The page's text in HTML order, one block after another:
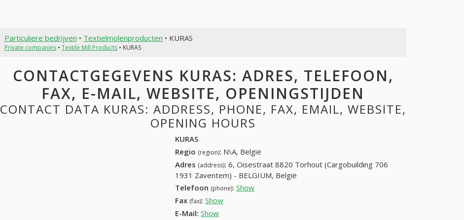
Particuliere bedrijven • Textielmolenproducten • KURAS
Private companies• Textile Mill Products• KURAS
CONTACTGEGEVENS KURAS: ADRES, TELEFOON,
FAX, E-MAIL, WEBSITE, OPENINGSTIJDEN
CONTACT DATA KURAS: ADDRESS, PHONE, FAX, EMAIL, WEBSITE,
OPENING HOURS
KURAS
Regio (region): N\A, België
Adres (address): 6, Oisestraat 8820 Torhout (Cargobuilding 706
1931 Zaventem) - BELGIUM, België
Telefoon (phone): Show
Fax (fax): Show
E-Mail: Show